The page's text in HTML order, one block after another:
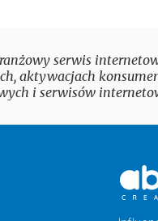
serwis
aktywacjach
i serwisów